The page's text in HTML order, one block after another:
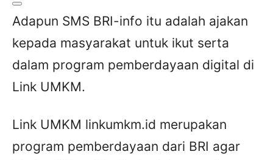
Adapun SMS BRI-info itu adalah ajakan
kepada masyarakat untuk ikut serta
dalam program pemberdayaan digital di
Link UMKM.
Link UMKM linkumkm.id merupakan
program pemberdayaan dari BRI agar